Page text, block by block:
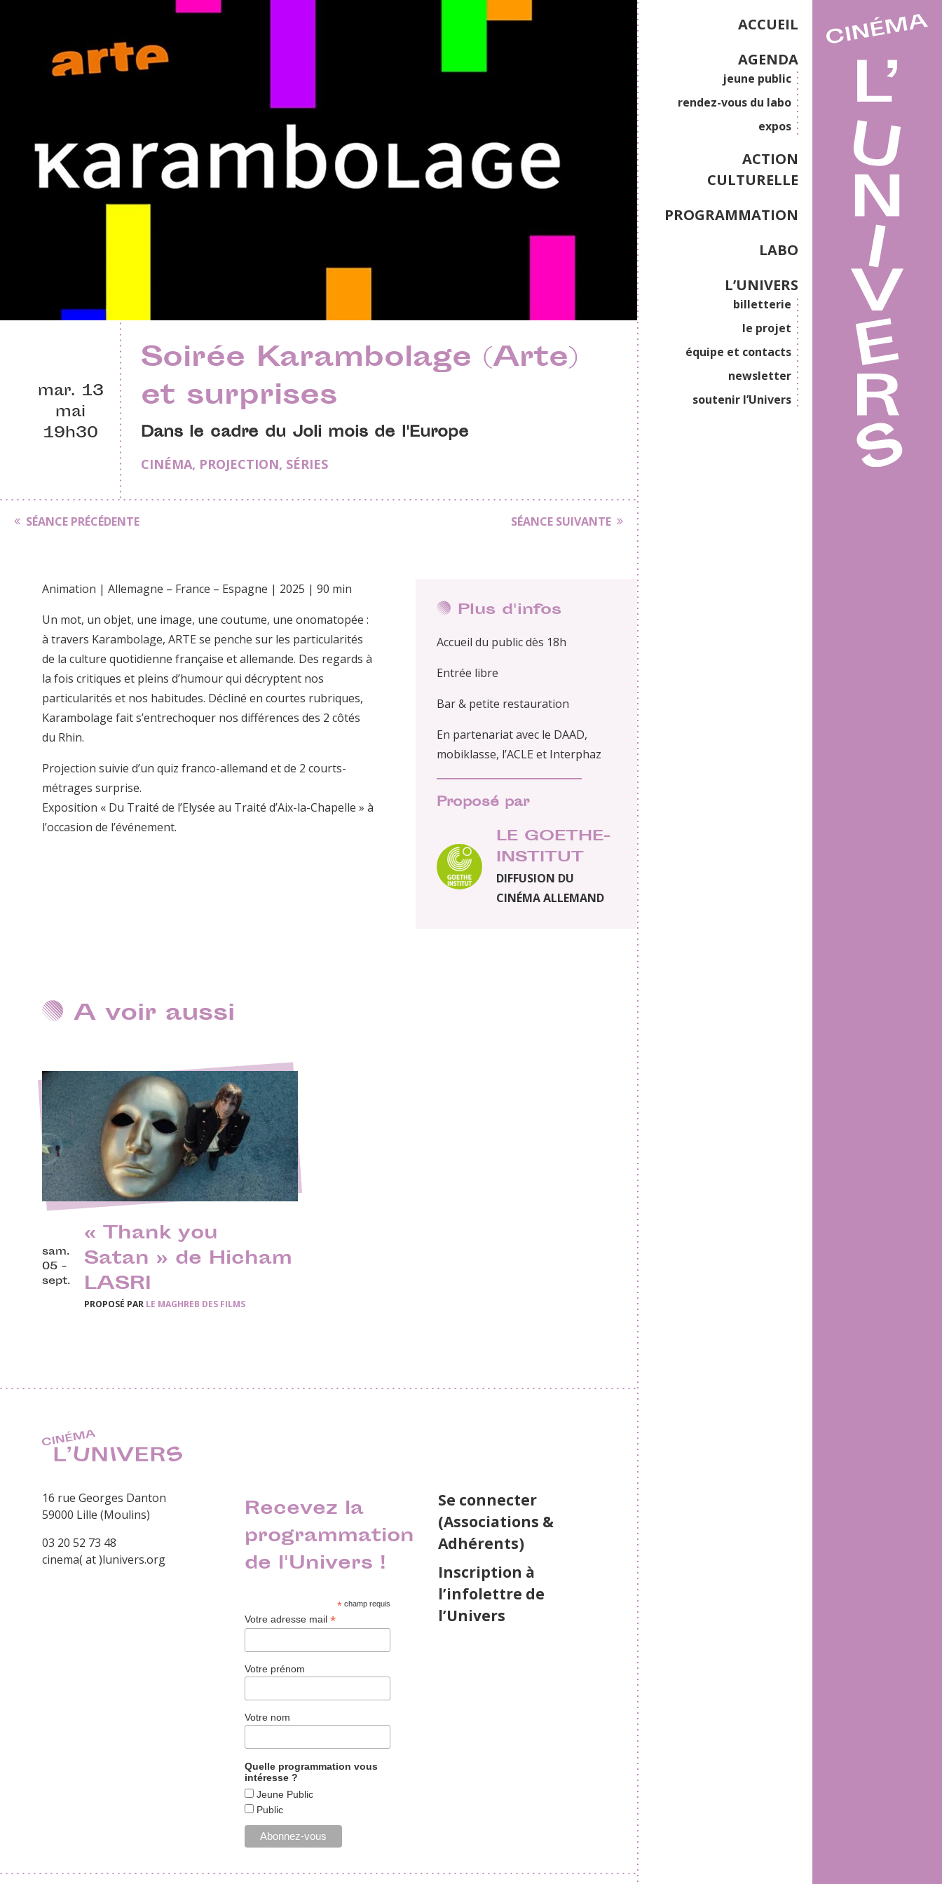
ACCUEIL
AGENDA
jeune public
rendez-vous du labo
expos
ACTION
CULTURELLE
PROGRAMMATION
LABO
L’UNIVERS
billetterie
le projet
équipe et contacts
newsletter
soutenir l’Univers
mar. 13
mai
19h30
Soirée Karambolage (Arte)
et surprises
Dans le cadre du Joli mois de l'Europe
CINÉMA, PROJECTION, SÉRIES
SÉANCE PRÉCÉDENTE SÉANCE SUIVANTE
Plus d'infos
Accueil du public dès 18h
Entrée libre
Bar & petite restauration
En partenariat avec le DAAD,
mobiklasse, l’ACLE et Interphaz
Proposé par
LE GOETHE-
INSTITUT
DIFFUSION DU
CINÉMA ALLEMAND
Animation | Allemagne – France – Espagne | 2025 | 90 min
Un mot, un objet, une image, une coutume, une onomatopée :
à travers Karambolage, ARTE se penche sur les particularités
de la culture quotidienne française et allemande. Des regards à
la fois critiques et pleins d’humour qui décryptent nos
particularités et nos habitudes. Décliné en courtes rubriques,
Karambolage fait s’entrechoquer nos différences des 2 côtés
du Rhin.
Projection suivie d’un quiz franco-allemand et de 2 courts-
métrages surprise.
Exposition « Du Traité de l’Elysée au Traité d’Aix-la-Chapelle » à
l’occasion de l’événement.
A voir aussi
sam.
05 -
sept.
« Thank you
Satan » de Hicham
LASRI
PROPOSÉ PAR LE MAGHREB DES FILMS
16 rue Georges Danton
59000 Lille (Moulins)
03 20 52 73 48
cinema( at )lunivers.org
Recevez la
programmation
de l'Univers !
*champ requis
Votre adresse mail*
Votre prénom
Votre nom
Quelle programmation vous
intéresse ?
Jeune Public
Public
Se connecter
(Associations &
Adhérents)
Inscription à
l’infolettre de
l’Univers